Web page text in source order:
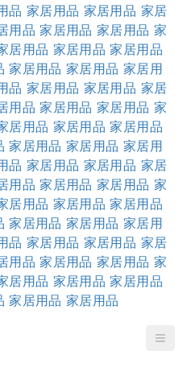
品 家居用品 家居用品 家居
用品 家居用品 家居用品 家
居用品 家居用品 家居用品
家居用品 家居用品 家居用
品 家居用品 家居用品 家居
用品 家居用品 家居用品 家
居用品 家居用品 家居用品
家居用品 家居用品 家居用
品 家居用品 家居用品 家居
用品 家居用品 家居用品 家
居用品 家居用品 家居用品
家居用品 家居用品 家居用
品 家居用品 家居用品 家居
用品 家居用品 家居用品 家
居用品 家居用品 家居用品
家居用品 家居用品